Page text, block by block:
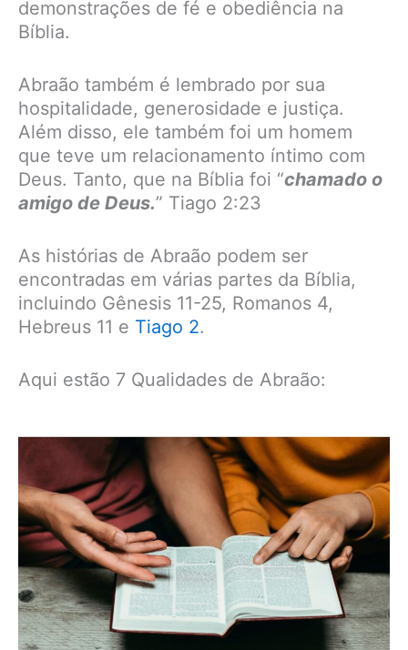
demonstrações de fé e obediência na
Bíblia.
Abraão também é lembrado por sua
hospitalidade, generosidade e justiça.
Além disso, ele também foi um homem
que teve um relacionamento íntimo com
Deus. Tanto, que na Bíblia foi “chamado o
amigo de Deus.” Tiago 2:23
As histórias de Abraão podem ser
encontradas em várias partes da Bíblia,
incluindo Gênesis 11-25, Romanos 4,
Hebreus 11 e Tiago 2.
Aqui estão 7 Qualidades de Abraão: